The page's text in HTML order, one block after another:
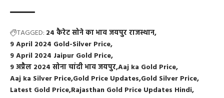
TAGGED: 24 कैरेट सोने का भाव जयपुर राजस्थान
9 April 2024 Gold-Silver Price
9 April 2024 Jaipur Gold Price
9 अप्रैल 2024 सोना चांदी भाव जयपुरAaj ka Gold Price
Aaj ka Silver Price Gold Price Updates Gold Silver Price
Latest Gold Price Rajasthan Gold Price Updates Hindi